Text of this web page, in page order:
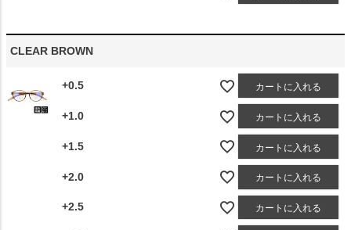
CLEAR BROWN
+0.5 カートに入れる
+1.0 カートに入れる
+1.5 カートに入れる
+2.0 カートに入れる
+2.5 カートに入れる